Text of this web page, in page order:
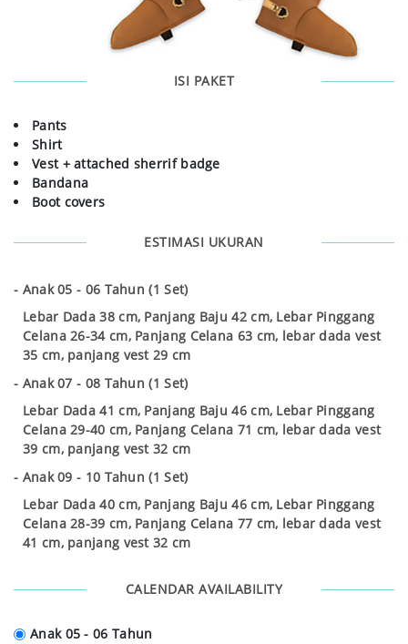
ISI PAKET
Pants
Shirt
Vest + attached sherrif badge
Bandana
Boot covers
ESTIMASI UKURAN
Anak 05 - 06 Tahun (1 Set)
Lebar Dada 38 cm, Panjang Baju 42 cm, Lebar Pinggang
Celana 26-34 cm, Panjang Celana 63 cm, lebar dada vest
35 cm, panjang vest 29 cm
Anak 07 - 08 Tahun (1 Set)
Lebar Dada 41 cm, Panjang Baju 46 cm, Lebar Pinggang
Celana 29-40 cm, Panjang Celana 71 cm, lebar dada vest
39 cm, panjang vest 32 cm
Anak 09 - 10 Tahun (1 Set)
Lebar Dada 40 cm, Panjang Baju 46 cm, Lebar Pinggang
Celana 28-39 cm, Panjang Celana 77 cm, lebar dada vest
41 cm, panjang vest 32 cm
CALENDAR AVAILABILITY
Anak 05 - 06 Tahun